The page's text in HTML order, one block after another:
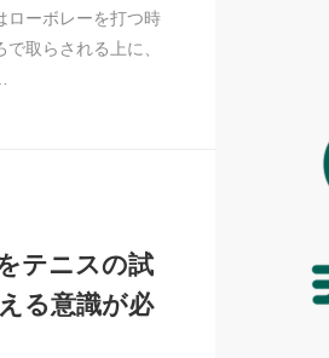
ローボレーを打つ時
取らされる上に、
テニスの試
る意識が必